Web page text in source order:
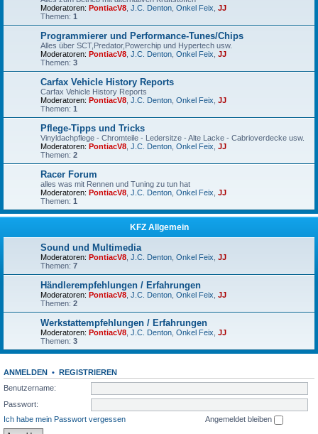
Moderatoren: PontiacV8 J.C. Denton Onkel Feix JJ
Themen: 1
Programmierer und Performance-Tunes/Chips
Alles über SCT,Predator,Powerchip und Hypertech usw.
Moderatoren: PontiacV8 J.C. Denton Onkel Feix JJ
Themen: 3
Carfax Vehicle History Reports
Carfax Vehicle History Reports
Moderatoren: PontiacV8 J.C. Denton Onkel Feix JJ
Themen: 1
Pflege-Tipps und Tricks
Vinyldachpflege - Chromteile - Ledersitze - Alte Lacke - Cabrioverdecke usw.
Moderatoren: PontiacV8 J.C. Denton Onkel Feix JJ
Themen: 2
Racer Forum
alles was mit Rennen und Tuning zu tun hat
Moderatoren: PontiacV8 J.C. Denton Onkel Feix JJ
Themen: 1
KFZ Allgemein
Sound und Multimedia
Moderatoren: PontiacV8 J.C. Denton Onkel Feix JJ
Themen: 7
Händlerempfehlungen / Erfahrungen
Moderatoren: PontiacV8 J.C. Denton Onkel Feix JJ
Themen: 2
Werkstattempfehlungen / Erfahrungen
Moderatoren: PontiacV8 J.C. Denton Onkel Feix JJ
Themen: 3
ANMELDEN • REGISTRIEREN
Benutzername:
Passwort:
Ich habe mein Passwort vergessen
Angemeldet bleiben